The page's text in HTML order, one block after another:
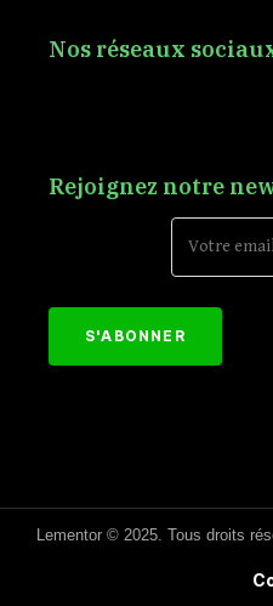
Nos réseaux
Rejoignez notre
Lementor © 2025. Tous droits